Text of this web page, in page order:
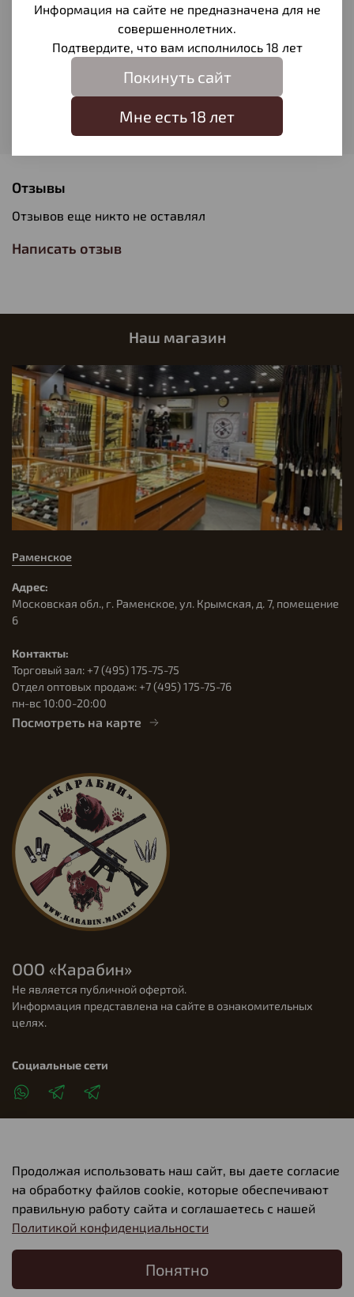
Оружейная сталь
Отзывы
Отзывов еще никто не оставлял
Написать отзыв
Наш магазин
Раменское
Адрес:
Московская обл., г. Раменское, ул. Крымская, д. 7, помещение
6
Контакты:
Торговый зал: +7 (495) 175-75-75
Отдел оптовых продаж: +7 (495) 175-75-76
пн-вс 10:00-20:00
Посмотреть на карте
Клиентам
О компании
ООО «Карабин»
Не является публичной офертой.
Информация представлена на сайте в ознакомительных
целях.
Социальные сети
Продолжая использовать наш сайт, вы даете согласие
на обработку файлов cookie, которые обеспечивают
правильную работу сайта и соглашаетесь с нашей
Политикой конфиденциальности
Понятно
Информация на сайте не предназначена для не
совершеннолетних.
Подтвердите, что вам исполнилось 18 лет
Покинуть сайт
Мне есть 18 лет